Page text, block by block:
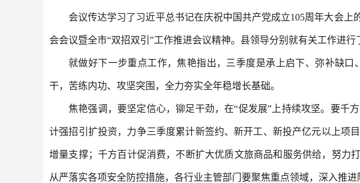
会议传达学习了习近平总书记在庆祝中国共产党成立105周年大会
会会议暨全市“双招双引”工作推进会议精神。县领导分别就有关工作进行
就做好下一步重点工作，焦艳指出，三季度是承上启下、弥补缺
干，苦练内功、攻坚突围，全力夯实全年稳增长基础。
焦艳强调，要坚定信心，铆足干劲，在“促发展”上持续攻坚。要千
计强招引扩投资，力争三季度累计新签约、新开工、新投产亿元以上项
增量支撑；千方百计促消费，不断扩大优质文旅商品和服务供给，努力
从严落实各项安全防控措施，各行业主管部门要聚焦重点领域，深入推